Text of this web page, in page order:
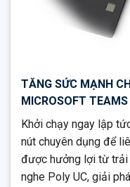
TĂNG SỨC MẠNH
MICROSOFT TEAMS
Khởi chạy ngay lập
nút chuyên dụng để
được hưởng lợi từ trải
nghe Poly UC, giải